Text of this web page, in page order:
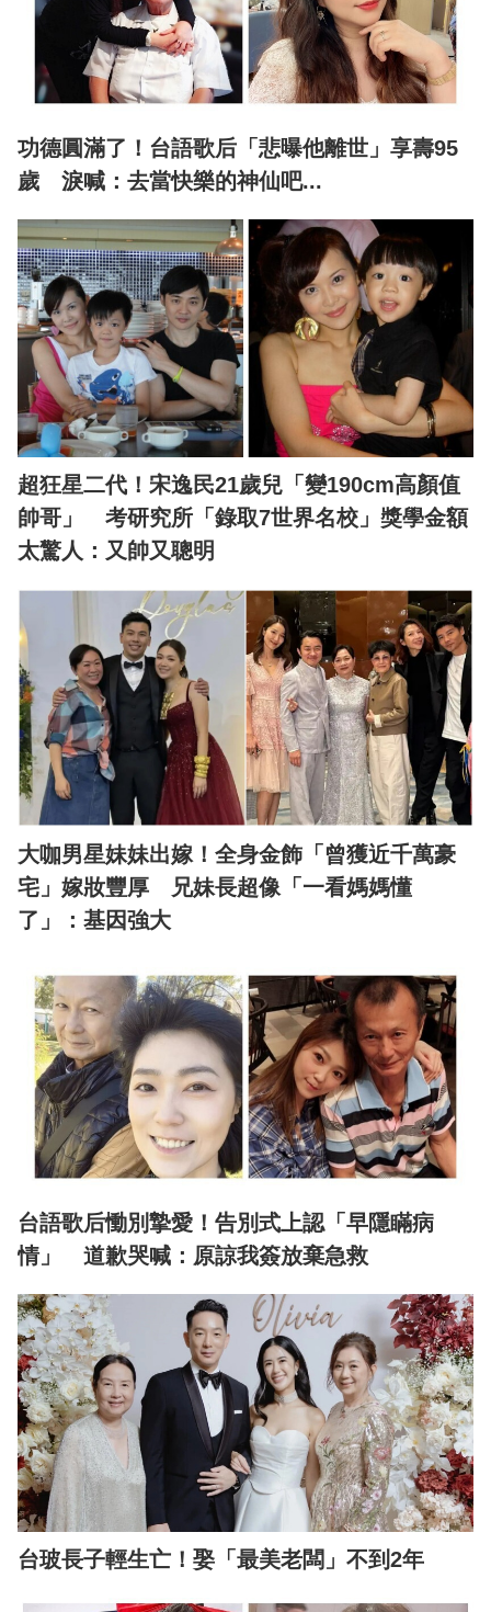
功德圓滿了！台語歌后「悲曝他離世」享壽95
歲 淚喊：去當快樂的神仙吧...
超狂星二代！宋逸民21歲兒「變190cm高顏值
帥哥」 考研究所「錄取7世界名校」獎學金額
太驚人：又帥又聰明
大咖男星妹妹出嫁！全身金飾「曾獲近千萬豪
宅」嫁妝豐厚 兄妹長超像「一看媽媽懂
了」：基因強大
台語歌后慟別摯愛！告別式上認「早隱瞞病
情」 道歉哭喊：原諒我簽放棄急救
台玻長子輕生亡！娶「最美老闆」不到2年